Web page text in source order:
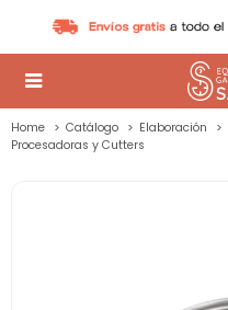

Home Catálogo Elaboración
Procesadoras y Cutters